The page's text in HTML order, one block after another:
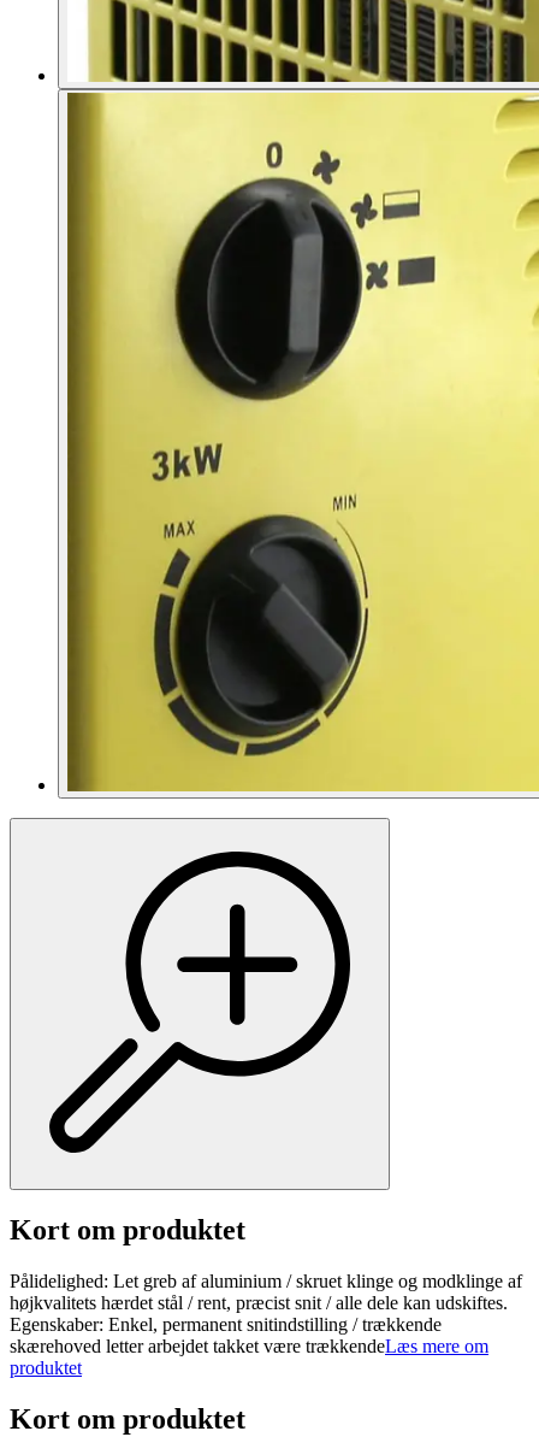
Kort om produktet
Pålidelighed: Let greb af aluminium / skruet klinge og modklinge af
højkvalitets hærdet stål / rent, præcist snit / alle dele kan udskiftes.
Egenskaber: Enkel, permanent snitindstilling / trækkende
skærehoved letter arbejdet takket være trækkendeLæs mere om
produktet
Kort om produktet